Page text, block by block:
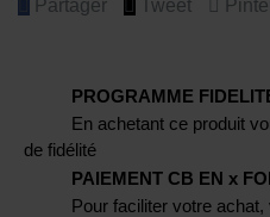
Partager Tweet
PROGRAMME
En achetant ce produit
de fidélité
PAIEMENT CB EN x
Pour faciliter votre